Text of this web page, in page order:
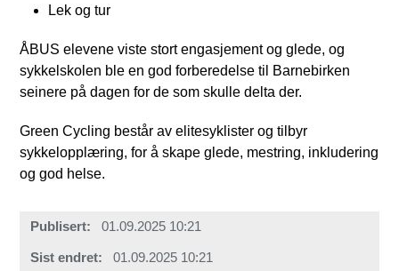
Lek og tur
ÅBUS elevene viste stort engasjement og glede, og
sykkelskolen ble en god forberedelse til Barnebirken
seinere på dagen for de som skulle delta der.
Green Cycling består av elitesyklister og tilbyr
sykkelopplæring, for å skape glede, mestring, inkludering
og god helse.
Publisert 01.09.2025 10:21
Sist endret 01.09.2025 10:21